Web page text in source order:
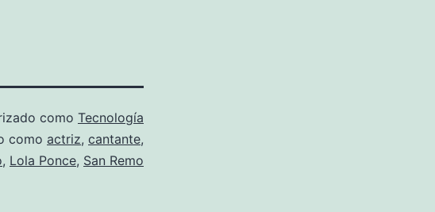
como Tecnología
como actriz, cantante,
, Lola Ponce, San Remo